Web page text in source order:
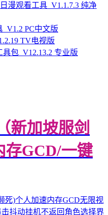
漫观看工具_V1.1.7.3 纯净
_V1.2 PC中文版
TV电视版
包_V12.13.2 专业版
新加坡服剑
存GCD/一键
死)个人加速内存GCD无限视
抖动挂机不返回角色选择界